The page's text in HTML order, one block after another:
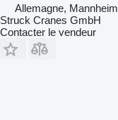
Allemagne, Mannheim
Struck Cranes GmbH
Contacter le vendeur